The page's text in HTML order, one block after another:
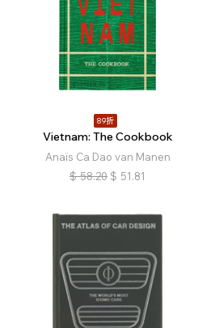
89折
Vietnam: The Cookbook
Anaïs Ca Dao van Manen
$ 58.20 $ 51.81